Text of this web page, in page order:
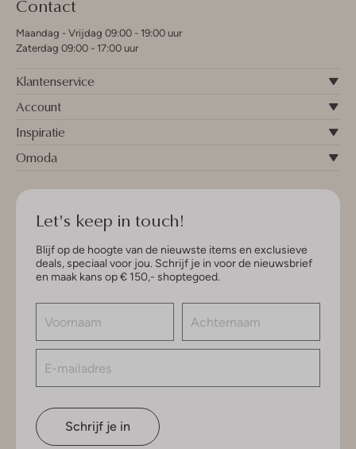
Contact
Maandag - Vrijdag 09:00 - 19:00 uur
Zaterdag 09:00 - 17:00 uur
Klantenservice
Account
Inspiratie
Omoda
Let's keep in touch!
Blijf op de hoogte van de nieuwste items en exclusieve
deals, speciaal voor jou. Schrijf je in voor de nieuwsbrief
en maak kans op € 150,- shoptegoed.
Schrijf je in